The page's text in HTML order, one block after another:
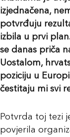
izjednačena,
potvrđuju
izbila u prvi
se danas priča
Uostalom,
poziciju u
čestitaju mi svi
Potvrda toj tezi
povjerila